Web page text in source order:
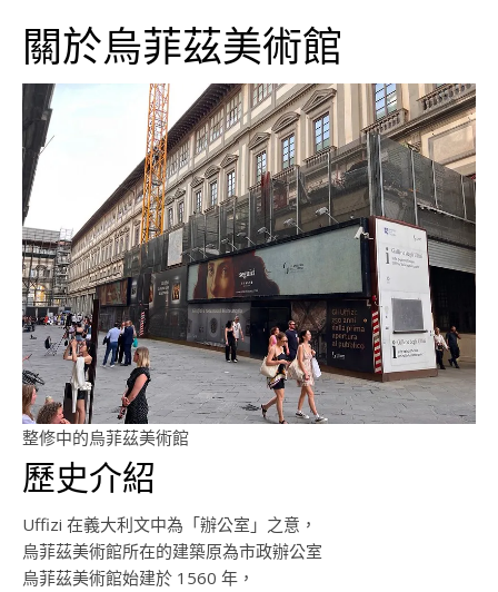
關於烏菲茲美術館
整修中的烏菲茲美術館
歷史介紹
Uffizi 在義大利文中為「辦公室」之意，
烏菲茲美術館所在的建築原為市政辦公室
烏菲茲美術館始建於 1560 年，